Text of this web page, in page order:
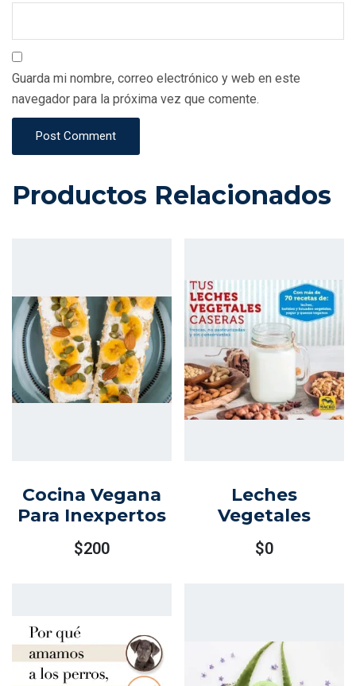
Guarda mi nombre, correo electrónico y web en este
navegador para la próxima vez que comente.
Post Comment
Productos Relacionados
Cocina Vegana
Para Inexpertos
$200
Leches
Vegetales
$0